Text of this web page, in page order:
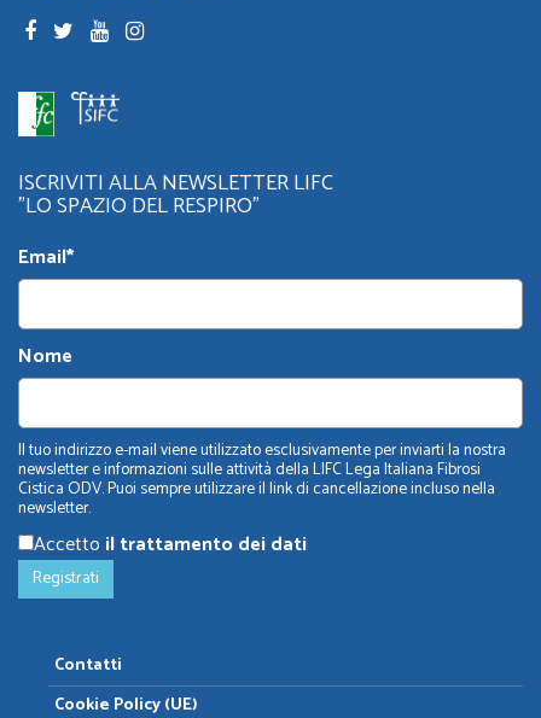
ISCRIVITI ALLA NEWSLETTER LIFC
"LO SPAZIO DEL RESPIRO"
Email*
Nome
Il tuo indirizzo e-mail viene utilizzato esclusivamente per inviarti la nostra
newsletter e informazioni sulle attività della LIFC Lega Italiana Fibrosi
Cistica ODV. Puoi sempre utilizzare il link di cancellazione incluso nella
newsletter.
Accetto il trattamento dei dati
Contatti
Cookie Policy (UE)